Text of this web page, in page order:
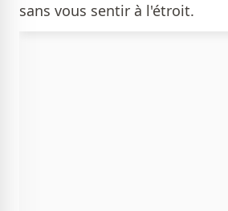
sans vous sentir à l'étroit.